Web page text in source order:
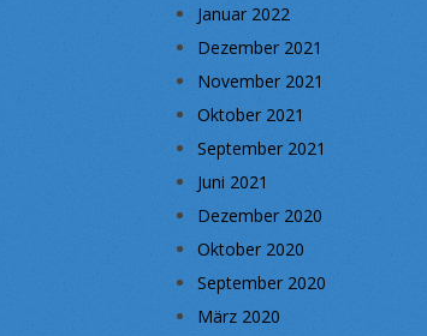
Januar 2022
Dezember 2021
November 2021
Oktober 2021
September 2021
Juni 2021
Dezember 2020
Oktober 2020
September 2020
März 2020